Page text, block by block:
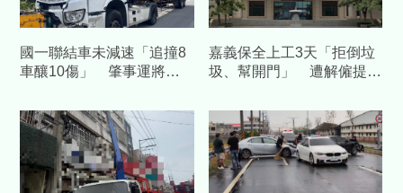
國一聯結車未減速「追撞8
車釀10傷」 肇事運將毒
嘉義保全上工3天「拒倒垃
圾、幫開門」 遭解僱提告